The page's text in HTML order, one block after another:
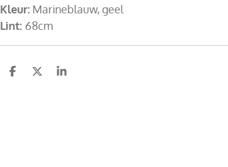
Kleur: Marineblauw, geel
Lint: 68cm
D
D
S